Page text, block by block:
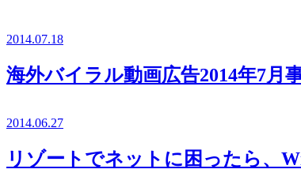
2014.07.18
海外バイラル動画広告2014年7月
2014.06.27
リゾートでネットに困ったら、